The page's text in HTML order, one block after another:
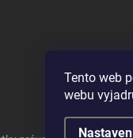
Tento web
webu